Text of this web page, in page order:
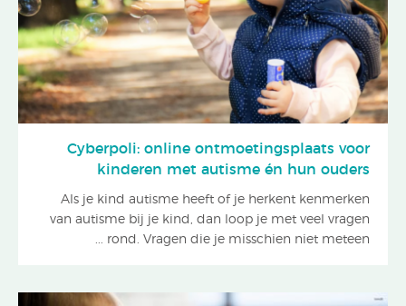
Cyberpoli: online ontmoetingsplaats voor
kinderen met autisme én hun ouders
Als je kind autisme heeft of je herkent kenmerken
van autisme bij je kind, dan loop je met veel vragen
rond. Vragen die je misschien niet meteen ...